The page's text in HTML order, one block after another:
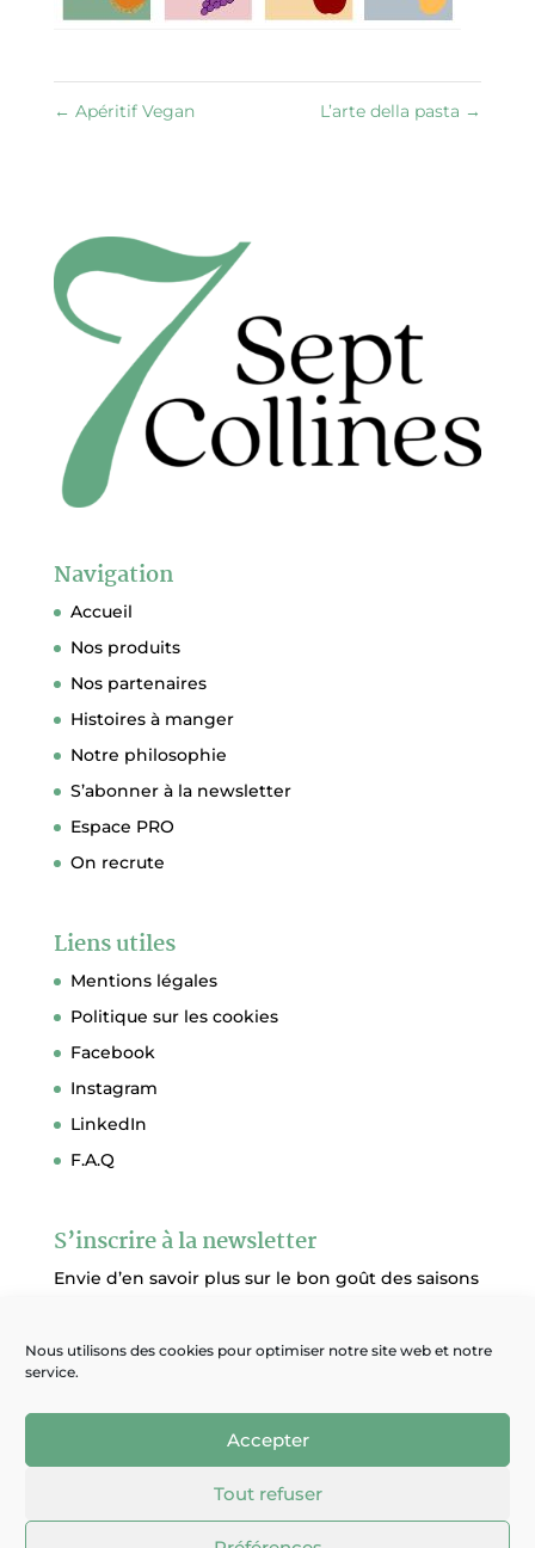
Nous utilisons des cookies pour optimiser notre site web et notre
service.
Accepter
Tout refuser
← Apéritif Vegan L’arte della pasta →
Navigation
Accueil
Nos produits
Nos partenaires
Histoires à manger
Notre philosophie
S’abonner à la newsletter
Espace PRO
On recrute
Liens utiles
Mentions légales
Politique sur les cookies
Facebook
Instagram
LinkedIn
F.A.Q
S’inscrire à la newsletter
Envie d’en savoir plus sur le bon goût des saisons
Soyez informé de nos nouveautés et vivez au
rythme des saisons